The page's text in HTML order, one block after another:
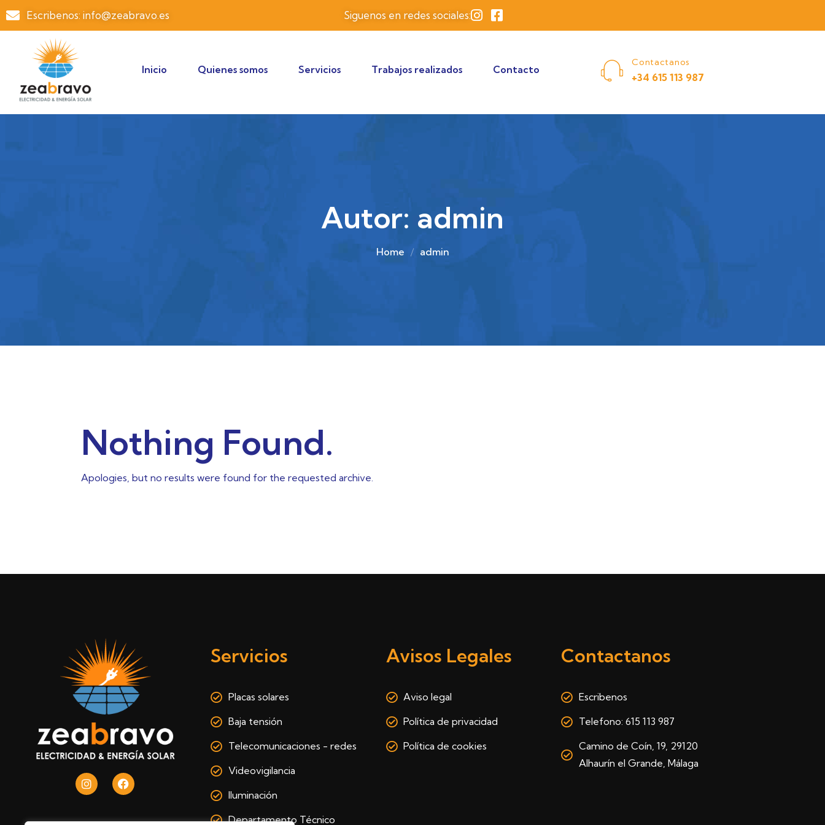
Escribenos: info@zeabravo.es Siguenos en redes sociales:
Inicio Quienes somos Servicios Trabajos realizados Contacto
Contactanos
+34 615 113 987
Autor: admin
Home admin
Nothing Found.
Apologies, but no results were found for the requested archive.
Servicios
Placas solares
Baja tensión
Telecomunicaciones - redes
Videovigilancia
Iluminación
Departamento Técnico
Avisos Legales
Aviso legal
Política de privacidad
Política de cookies
Contactanos
Escribenos
Telefono: 615 113 987
Camino de Coín, 19, 29120
Alhaurín el Grande, Málaga